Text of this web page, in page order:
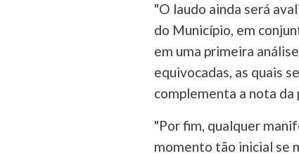
"O laudo ainda será
do Município, em
em uma primeira
equivocadas, as quais
complementa a nota
"Por fim, qualquer
momento tão inicial se